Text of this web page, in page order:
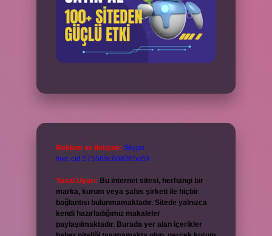
Reklam ve İletişim: Skype:
live:.cid.575569c608265c69
Yasal Uyarı: Bu internet sitesi, herhangi bir
marka, kurum veya şahıs şirketi ile hiçbir
bağlantısı bulunmamaktadır. Sitede yalnızca
kendi hazırladığımız makaleler
paylaşılmaktadır. Burada yer alan içerikler